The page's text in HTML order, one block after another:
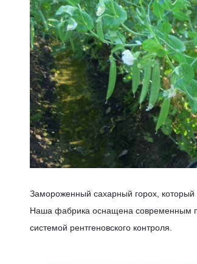
Замороженный сахарный горох, который
Наша фабрика оснащена современным
системой рентгеновского контроля.